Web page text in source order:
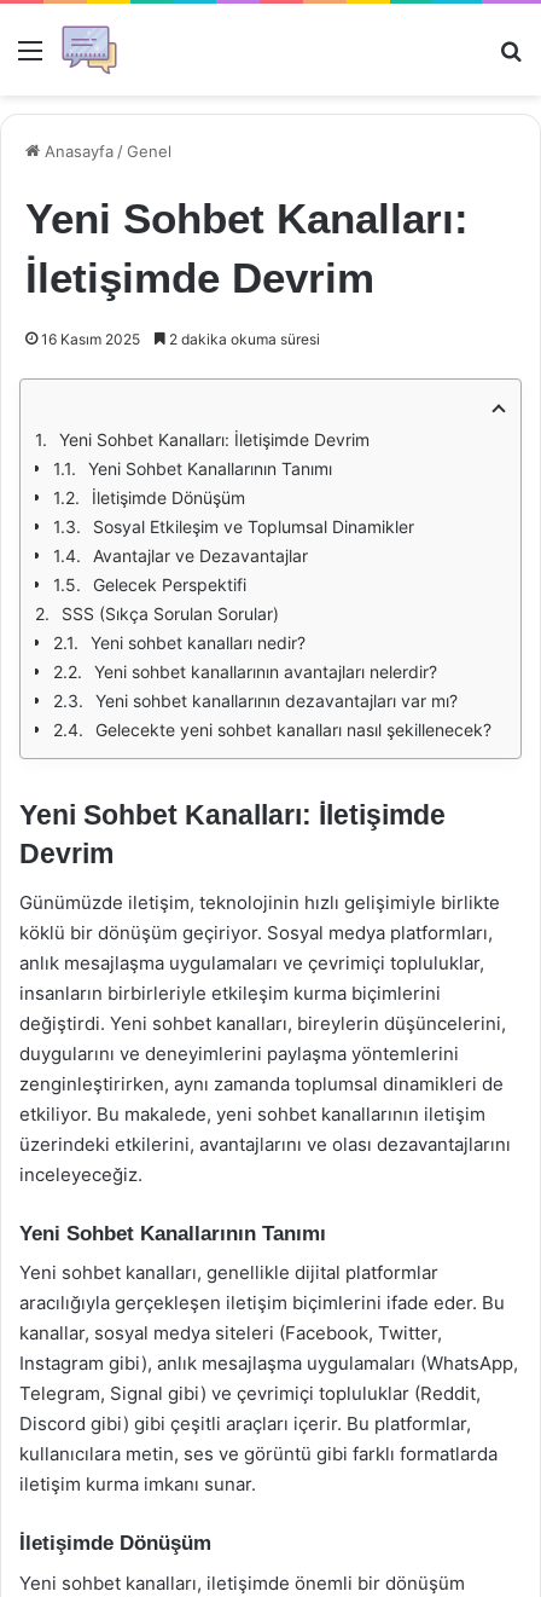
Menü
Anasayfa /Genel
Yeni Sohbet Kanalları:
İletişimde Devrim
16 Kasım 2025 2 dakika okuma süresi
Yeni Sohbet Kanalları: İletişimde Devrim
Yeni Sohbet Kanallarının Tanımı
İletişimde Dönüşüm
Sosyal Etkileşim ve Toplumsal Dinamikler
Avantajlar ve Dezavantajlar
Gelecek Perspektifi
SSS (Sıkça Sorulan Sorular)
Yeni sohbet kanalları nedir?
Yeni sohbet kanallarının avantajları nelerdir?
Yeni sohbet kanallarının dezavantajları var mı?
Gelecekte yeni sohbet kanalları nasıl şekillenecek?
Yeni Sohbet Kanalları: İletişimde
Devrim
Günümüzde iletişim, teknolojinin hızlı gelişimiyle birlikte
köklü bir dönüşüm geçiriyor. Sosyal medya platformları,
anlık mesajlaşma uygulamaları ve çevrimiçi topluluklar,
insanların birbirleriyle etkileşim kurma biçimlerini
değiştirdi. Yeni sohbet kanalları, bireylerin düşüncelerini,
duygularını ve deneyimlerini paylaşma yöntemlerini
zenginleştirirken, aynı zamanda toplumsal dinamikleri de
etkiliyor. Bu makalede, yeni sohbet kanallarının iletişim
üzerindeki etkilerini, avantajlarını ve olası dezavantajlarını
inceleyeceğiz.
Yeni Sohbet Kanallarının Tanımı
Yeni sohbet kanalları, genellikle dijital platformlar
aracılığıyla gerçekleşen iletişim biçimlerini ifade eder. Bu
kanallar, sosyal medya siteleri (Facebook, Twitter,
Instagram gibi), anlık mesajlaşma uygulamaları (WhatsApp,
Telegram, Signal gibi) ve çevrimiçi topluluklar (Reddit,
Discord gibi) gibi çeşitli araçları içerir. Bu platformlar,
kullanıcılara metin, ses ve görüntü gibi farklı formatlarda
iletişim kurma imkanı sunar.
İletişimde Dönüşüm
Yeni sohbet kanalları, iletişimde önemli bir dönüşüm